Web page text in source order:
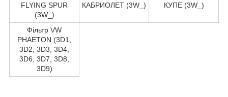
FLYING SPUR
(3W_)
КАБРИОЛЕТ (3W_)
КУПЕ (3W_)
Фільтр VW
PHAETON (3D1,
3D2, 3D3, 3D4,
3D6, 3D7, 3D8,
3D9)